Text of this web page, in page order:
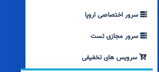
سرور اختصاصی اروپا
سرور مجازی تست
سرویس های تخفیفی